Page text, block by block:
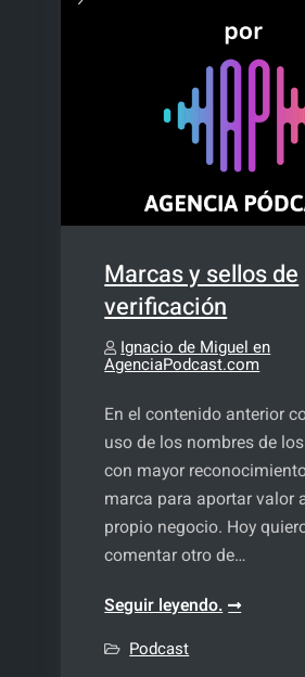
Marcas y sellos de
verificación
Ignacio de Miguel en
AgenciaPodcast.com
En el contenido anterior
uso de los nombres de
con mayor
marca para aportar valor
propio negocio. Hoy
comentar otro de…
Seguir leyendo.Marcas
Podcast